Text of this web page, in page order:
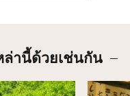
านี้ด้วยเช่นกัน
รายละ